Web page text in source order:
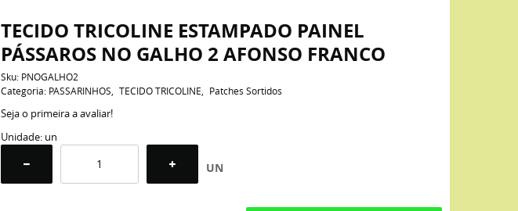
TECIDO TRICOLINE ESTAMPADO PAINEL
PÁSSAROS NO GALHO 2 AFONSO FRANCO
Sku: PNOGALHO2
Categoria: PASSARINHOS TECIDO TRICOLINE Patches Sortidos
Seja o primeira a avaliar!
Unidade: un
UN